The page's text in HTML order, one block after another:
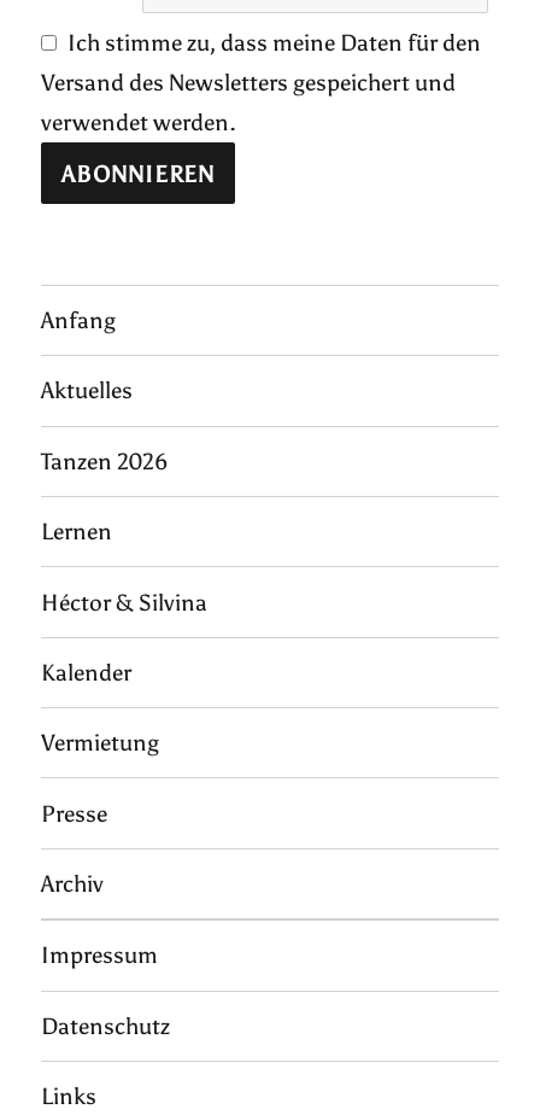
Ich stimme zu, dass meine Daten für den
Versand des Newsletters gespeichert und
verwendet werden.
Anfang
Aktuelles
Tanzen 2026
Lernen
Héctor & Silvina
Kalender
Vermietung
Presse
Archiv
Impressum
Datenschutz
Links